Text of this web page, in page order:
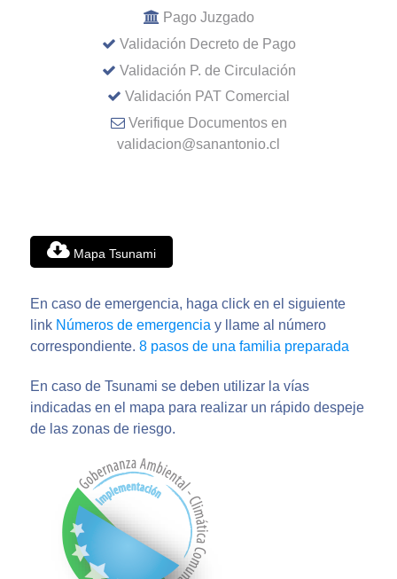
Pago Juzgado
Validación Decreto de Pago
Validación P. de Circulación
Validación PAT Comercial
Verifique Documentos en
validacion@sanantonio.cl
Mapa Tsunami
En caso de emergencia, haga click en el siguiente
link Números de emergencia y llame al número
correspondiente. 8 pasos de una familia preparada
En caso de Tsunami se deben utilizar la vías
indicadas en el mapa para realizar un rápido despeje
de las zonas de riesgo.